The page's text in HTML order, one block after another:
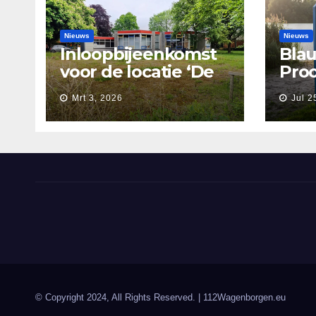
Nieuws
Inloopbijeenkomst
voor de locatie ‘De
Nieuwe Waarborg’
Mrt 3, 2026
Nieuws
Jul
© Copyright 2024, All Rights Reserved. | 112Wagenborgen.eu